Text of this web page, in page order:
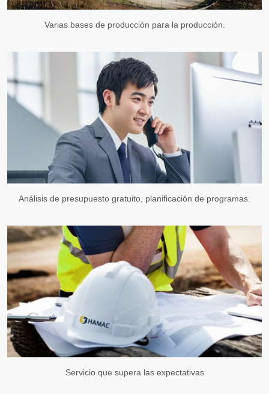
Varias bases de producción para la producción.
Análisis de presupuesto gratuito, planificación de programas.
Servicio que supera las expectativas